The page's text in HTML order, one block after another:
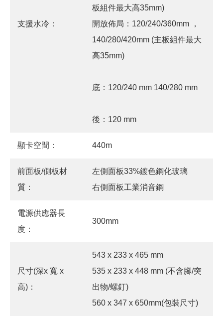
支援水冷：
板組件最大高35mm)
開放佈局：120/240/360mm ，
140/280/420mm (主板組件最大
高35mm)
底：120/240 mm 140/280 mm
後：120 mm
顯卡空間： 440m
前面板/側板材
質：
左側面板33%鍍色鋼化玻璃
右側面板工業消音鋼
電源供應器長
度：
300mm
尺寸(深x 寬 x
高)：
543 x 233 x 465 mm
535 x 233 x 448 mm (不含腳/突
出物/螺釘)
560 x 347 x 650mm(包裝尺寸)